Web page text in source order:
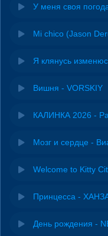
У меня своя
Я клянусь
Вишня - VORSKIY
КАЛИНКА 2026 -
Мозг и сердце -
Welcome to Kitty
Принцесса -
День рождения -